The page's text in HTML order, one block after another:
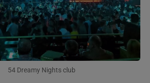
54 Dreamy Nights club